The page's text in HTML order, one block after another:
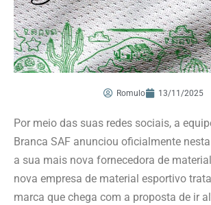
Romulo 13/11/2025
Por meio das suas redes sociais, a
Branca SAF anunciou oficialmente
a sua mais nova fornecedora de
nova empresa de material esportivo
marca que chega com a proposta de ir